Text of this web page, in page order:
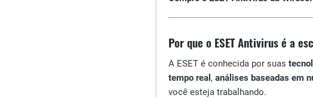
Por que o ESET Antivirus é a
A ESET é conhecida por suas
tempo real , análises baseadas em
você esteja trabalhando.